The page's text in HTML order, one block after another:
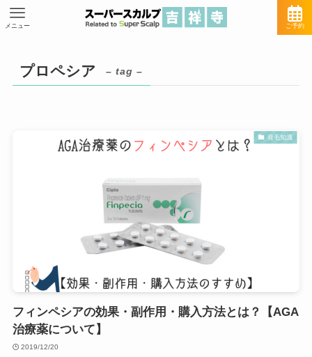
ご予約
メニュー
プロペシア – tag –
発毛知識
フィンペシアの効果・副作用・購入方法とは？【AGA
治療薬について】
2019/12/20